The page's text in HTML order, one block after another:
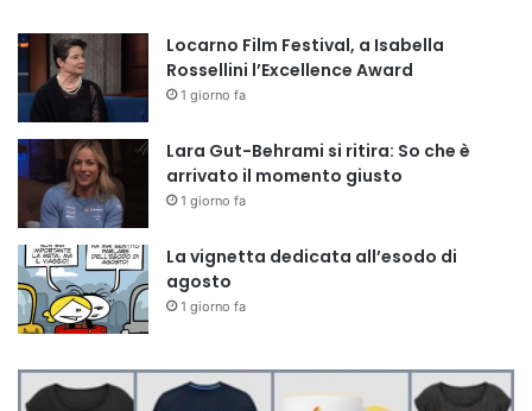
Locarno Film Festival, a Isabella
Rossellini l’Excellence Award
1 giorno fa
Lara Gut-Behrami si ritira: So che è
arrivato il momento giusto
1 giorno fa
La vignetta dedicata all’esodo di
agosto
1 giorno fa